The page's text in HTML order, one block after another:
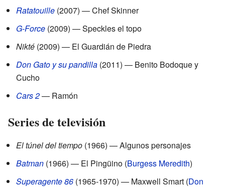
Ratatouille (2007) — Chef Skinner
G-Force (2009) — Speckles el topo
Nikté (2009) — El Guardián de Piedra
Don Gato y su pandilla (2011) — Benito Bodoque y
Cucho
Cars 2— Ramón
Series de televisión
El túnel del tiempo (1966) — Algunos personajes
Batman (1966) — El Pingüino (Burgess Meredith)
Superagente 86 (1965-1970) — Maxwell Smart (Don